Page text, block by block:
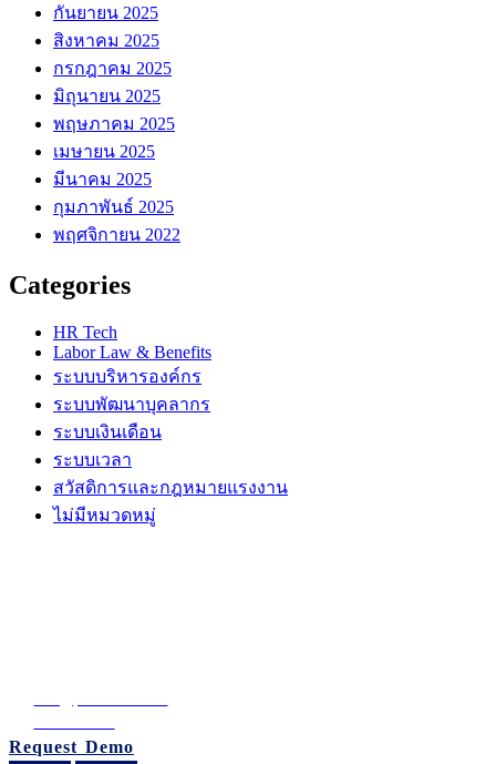
กันยายน 2025
สิงหาคม 2025
กรกฎาคม 2025
มิถุนายน 2025
พฤษภาคม 2025
เมษายน 2025
มีนาคม 2025
กุมภาพันธ์ 2025
พฤศจิกายน 2022
Categories
HR Tech
Labor Law & Benefits
ระบบบริหารองค์กร
ระบบพัฒนาบุคลากร
ระบบเงินเดือน
ระบบเวลา
สวัสดิการและกฎหมายแรงงาน
ไม่มีหมวดหมู่
Request Demo